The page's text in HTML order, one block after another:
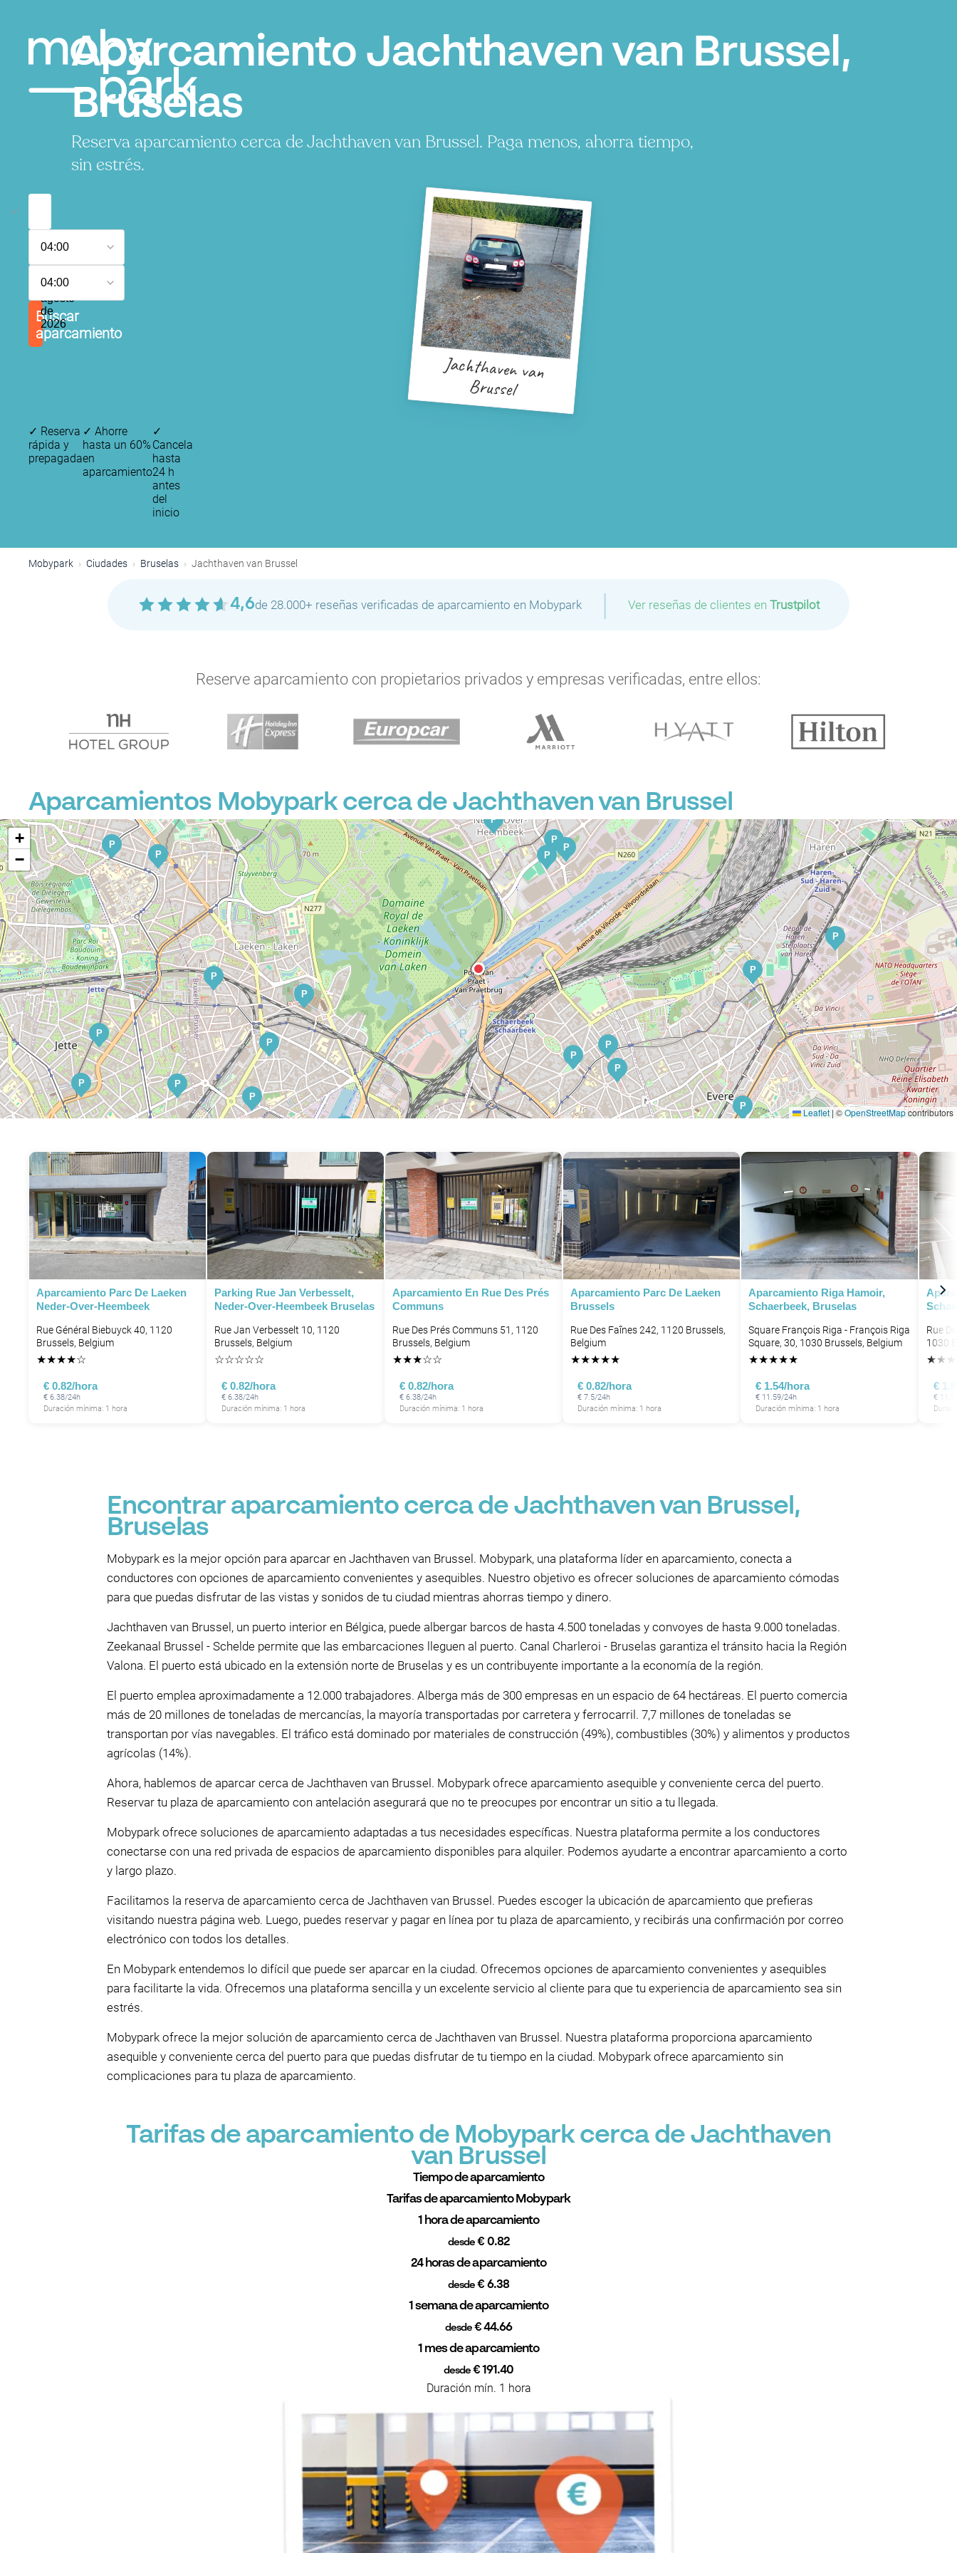
Aparcamiento Jachthaven van Brussel,
Bruselas
Reserva aparcamiento cerca de Jachthaven van Brussel. Paga menos, ahorra tiempo,
sin estrés.
de
agosto
de
2026
04:00
de
agosto
de
2026
04:00
Buscar
aparcamiento
Jachthaven van
Brussel
✓ Reserva
rápida y
prepagada
✓ Ahorre
hasta un 60%
en
aparcamiento
✓
Cancela
hasta
24 h
antes
del
inicio
Mobypark Ciudades Bruselas Jachthaven van Brussel
4,6de 28.000+ reseñas verificadas de aparcamiento en Mobypark | Ver reseñas de clientes en Trustpilot
Reserve aparcamiento con propietarios privados y empresas verificadas, entre ellos:
Aparcamientos Mobypark cerca de Jachthaven van Brussel
P
P
P
P
P
P
P
P
P
P
P
P
P
P
P
P
P
P
P
P
P
P
P
P
P
P
P
P
P
P
P
P
P
+
−
Leaflet | ©OpenStreetMapcontributors
Aparcamiento Parc De Laeken
Neder-Over-Heembeek
Rue Général Biebuyck 40, 1120
Brussels, Belgium
★★★★☆
€ 0.82/hora
€ 6.38/24h
Duración mínima: 1 hora
Parking Rue Jan Verbesselt,
Neder-Over-Heembeek Bruselas
Rue Jan Verbesselt 10, 1120
Brussels, Belgium
☆☆☆☆☆
€ 0.82/hora
€ 6.38/24h
Duración mínima: 1 hora
Aparcamiento En Rue Des Prés
Communs
Rue Des Prés Communs 51, 1120
Brussels, Belgium
★★★☆☆
€ 0.82/hora
€ 6.38/24h
Duración mínima: 1 hora
Aparcamiento Parc De Laeken
Brussels
Rue Des Faînes 242, 1120 Brussels,
Belgium
★★★★★
€ 0.82/hora
€ 7.5/24h
Duración mínima: 1 hora
Aparcamiento Riga Hamoir,
Schaerbeek, Bruselas
Square François Riga - François Riga
Square, 30, 1030 Brussels, Belgium
★★★★★
€ 1.54/hora
€ 11.59/24h
Duración mínima: 1 hora
Rue
1030
★★ ★
€
€
Encontrar aparcamiento cerca de Jachthaven van Brussel,
Bruselas
Mobypark es la mejor opción para aparcar en Jachthaven van Brussel. Mobypark, una plataforma líder en aparcamiento, conecta a
conductores con opciones de aparcamiento convenientes y asequibles. Nuestro objetivo es ofrecer soluciones de aparcamiento cómodas
para que puedas disfrutar de las vistas y sonidos de tu ciudad mientras ahorras tiempo y dinero.
Jachthaven van Brussel, un puerto interior en Bélgica, puede albergar barcos de hasta 4.500 toneladas y convoyes de hasta 9.000 toneladas.
Zeekanaal Brussel - Schelde permite que las embarcaciones lleguen al puerto. Canal Charleroi - Bruselas garantiza el tránsito hacia la Región
Valona. El puerto está ubicado en la extensión norte de Bruselas y es un contribuyente importante a la economía de la región.
El puerto emplea aproximadamente a 12.000 trabajadores. Alberga más de 300 empresas en un espacio de 64 hectáreas. El puerto comercia
más de 20 millones de toneladas de mercancías, la mayoría transportadas por carretera y ferrocarril. 7,7 millones de toneladas se
transportan por vías navegables. El tráfico está dominado por materiales de construcción (49%), combustibles (30%) y alimentos y productos
agrícolas (14%).
Ahora, hablemos de aparcar cerca de Jachthaven van Brussel. Mobypark ofrece aparcamiento asequible y conveniente cerca del puerto.
Reservar tu plaza de aparcamiento con antelación asegurará que no te preocupes por encontrar un sitio a tu llegada.
Mobypark ofrece soluciones de aparcamiento adaptadas a tus necesidades específicas. Nuestra plataforma permite a los conductores
conectarse con una red privada de espacios de aparcamiento disponibles para alquiler. Podemos ayudarte a encontrar aparcamiento a corto
y largo plazo.
Facilitamos la reserva de aparcamiento cerca de Jachthaven van Brussel. Puedes escoger la ubicación de aparcamiento que prefieras
visitando nuestra página web. Luego, puedes reservar y pagar en línea por tu plaza de aparcamiento, y recibirás una confirmación por correo
electrónico con todos los detalles.
En Mobypark entendemos lo difícil que puede ser aparcar en la ciudad. Ofrecemos opciones de aparcamiento convenientes y asequibles
para facilitarte la vida. Ofrecemos una plataforma sencilla y un excelente servicio al cliente para que tu experiencia de aparcamiento sea sin
estrés.
Mobypark ofrece la mejor solución de aparcamiento cerca de Jachthaven van Brussel. Nuestra plataforma proporciona aparcamiento
asequible y conveniente cerca del puerto para que puedas disfrutar de tu tiempo en la ciudad. Mobypark ofrece aparcamiento sin
complicaciones para tu plaza de aparcamiento.
Tarifas de aparcamiento de Mobypark cerca de Jachthaven
van Brussel
Tiempo de aparcamiento
Tarifas de aparcamiento Mobypark
1 hora de aparcamiento
desde € 0.82
24 horas de aparcamiento
desde € 6.38
1 semana de aparcamiento
desde€ 44.66
1 mes de aparcamiento
desde€ 191.40
Duración mín. 1 hora